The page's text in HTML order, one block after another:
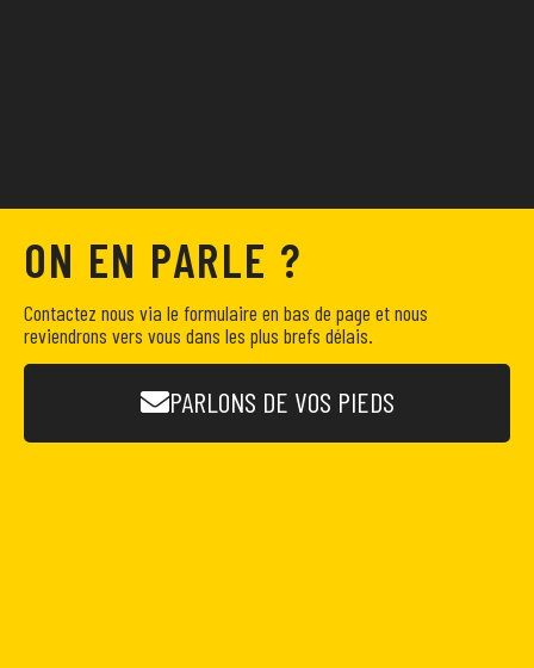
ON EN PARLE ?
Contactez nous via le formulaire en bas de page et nous
reviendrons vers vous dans les plus brefs délais.
PARLONS DE VOS PIEDS